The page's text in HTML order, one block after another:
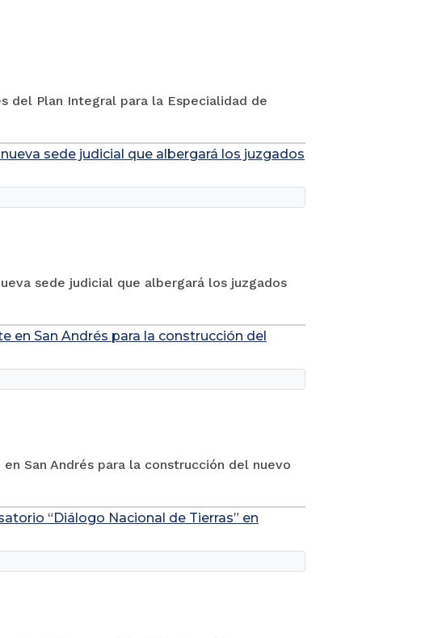
del Plan Integral para la Especialidad de
sede judicial que albergará los juzgados
sede judicial que albergará los juzgados
en San Andrés para la construcción del
San Andrés para la construcción del nuevo
“Diálogo Nacional de Tierras” en